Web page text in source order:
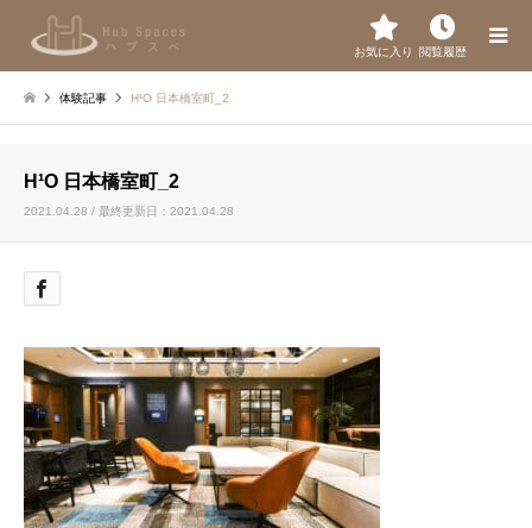
お気に入り 閲覧履歴
体験記事 H¹O 日本橋室町_2
H¹O 日本橋室町_2
2021.04.28 / 最終更新日：2021.04.28